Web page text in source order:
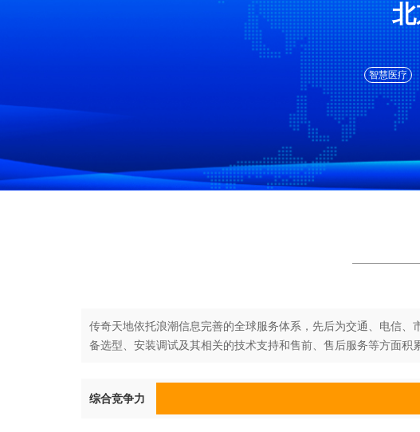
智慧医疗
传奇天地依托浪潮信息完善的全球服务体系，先后为交通、电信
备选型、安装调试及其相关的技术支持和售前、售后服务等方面积
综合竞争力